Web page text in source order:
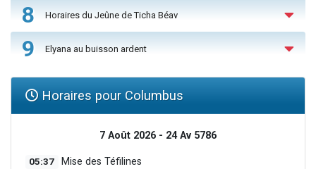
8 Horaires du Jeûne de Ticha Béav
9 Elyana au buisson ardent
Horaires pour Columbus
7 Août 2026 - 24 Av 5786
05:37 Mise des Téfilines